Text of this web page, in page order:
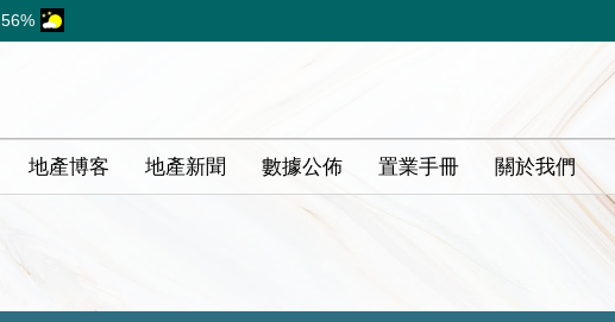
56%
地產博客 地產新聞 數據公佈 置業手冊 關於我們